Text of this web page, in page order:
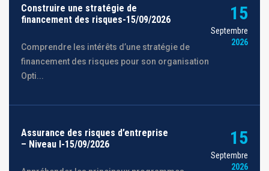
Construire une stratégie de
financement des risques-15/09/2026
Comprendre les intérêts d’une stratégie de
financement des risques pour son organisation
Opti...
15
Septembre
2026
Assurance des risques d’entreprise
– Niveau I-15/09/2026
15
Septembre
2026